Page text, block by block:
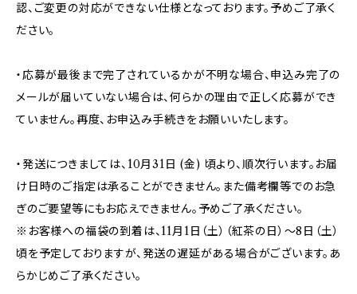
認、ご変更の対応ができない仕様となっております。予めご了承く
ださい。
・応募が最後まで完了されているかが不明な場合、申込み完了の
メールが届いていない場合は、何らかの理由で正しく応募ができ
ていません。再度、お申込み手続きをお願いいたします。
・発送につきましては、10月31日 (金) 頃より、順次行います。お届
け日時のご指定は承ることができません。また備考欄等でのお急
ぎのご要望等にもお応えできません。予めご了承ください。
※お客様への福袋の到着は、11月1日（土）（紅茶の日）～8日（土）
頃を予定しておりますが、発送の遅延がある場合がございます。あ
らかじめご了承ください。